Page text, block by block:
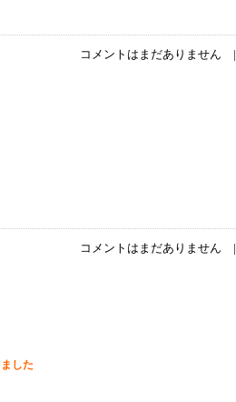
コメントはまだありません |
コメントはまだありません |
した